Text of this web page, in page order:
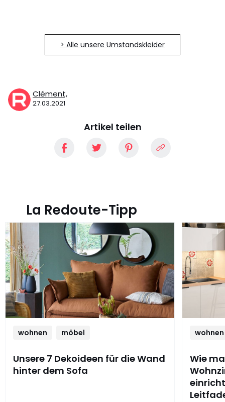
> Alle unsere Umstandskleider
Clément,
27.03.2021
Artikel teilen
La Redoute-Tipp
wohnen möbel
Unsere 7 Dekoideen für die Wand
hinter dem Sofa
wohnen
Wie